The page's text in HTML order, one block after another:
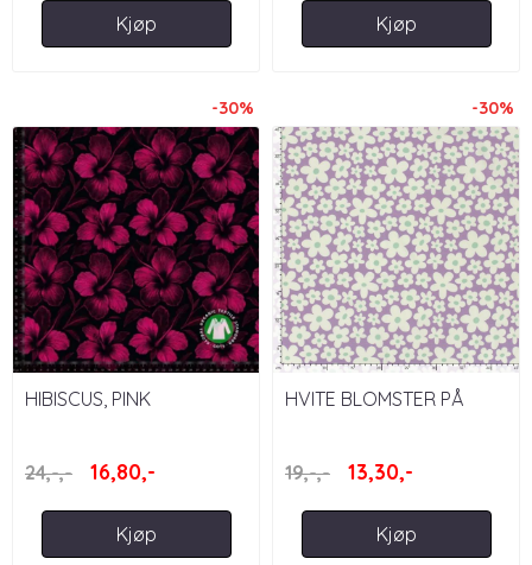
Kjøp Kjøp
-30%
HIBISCUS, PINK
24,-,- 16,80,-
Kjøp
-30%
HVITE BLOMSTER PÅ
19,-,-
13,30,-
Kjøp